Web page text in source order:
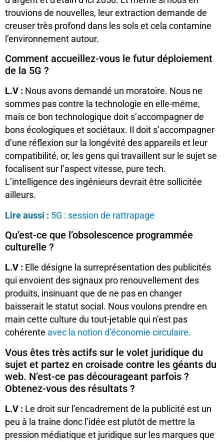
trouvions de nouvelles, leur extraction demande de
creuser très profond dans les sols et cela contamine
l’environnement autour.
Comment accueillez-vous le futur déploiement
de la 5G ?
L.V : Nous avons demandé un moratoire. Nous ne
sommes pas contre la technologie en elle-même,
mais ce bon technologique doit s’accompagner de
bons écologiques et sociétaux. Il doit s’accompagner
d’une réflexion sur la longévité des appareils et leur
compatibilité, or, les gens qui travaillent sur le sujet se
focalisent sur l’aspect vitesse, pure tech.
L’intelligence des ingénieurs devrait être sollicitée
ailleurs.
Lire aussi : 5G : session de rattrapage
Qu’est-ce que l’obsolescence programmée
culturelle ?
L.V : Elle désigne la surreprésentation des publicités
qui envoient des signaux pro renouvellement des
produits, insinuant que de ne pas en changer
baisserait le statut social. Nous voulons prendre en
main cette culture du tout-jetable qui n’est pas
cohérente avec la notion d’économie circulaire.
Vous êtes très actifs sur le volet juridique du
sujet et partez en croisade contre les géants du
web. N’est-ce pas décourageant parfois ?
Obtenez-vous des résultats ?
L.V : Le droit sur l’encadrement de la publicité est un
peu à la traîne donc l’idée est plutôt de mettre la
pression médiatique et juridique sur les marques que